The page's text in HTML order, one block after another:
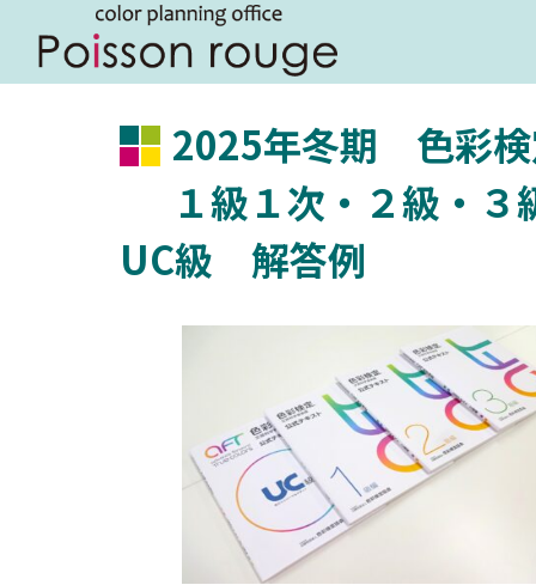
2025年冬期 色彩
１級１次・２級・３
UC級 解答例